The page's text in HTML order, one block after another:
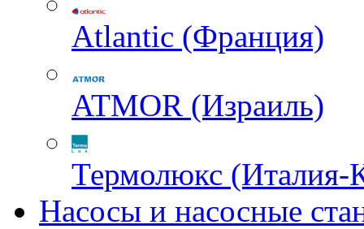
Atlantic (Франция)
ATMOR (Израиль)
Термолюкс (Италия-
Насосы и насосные